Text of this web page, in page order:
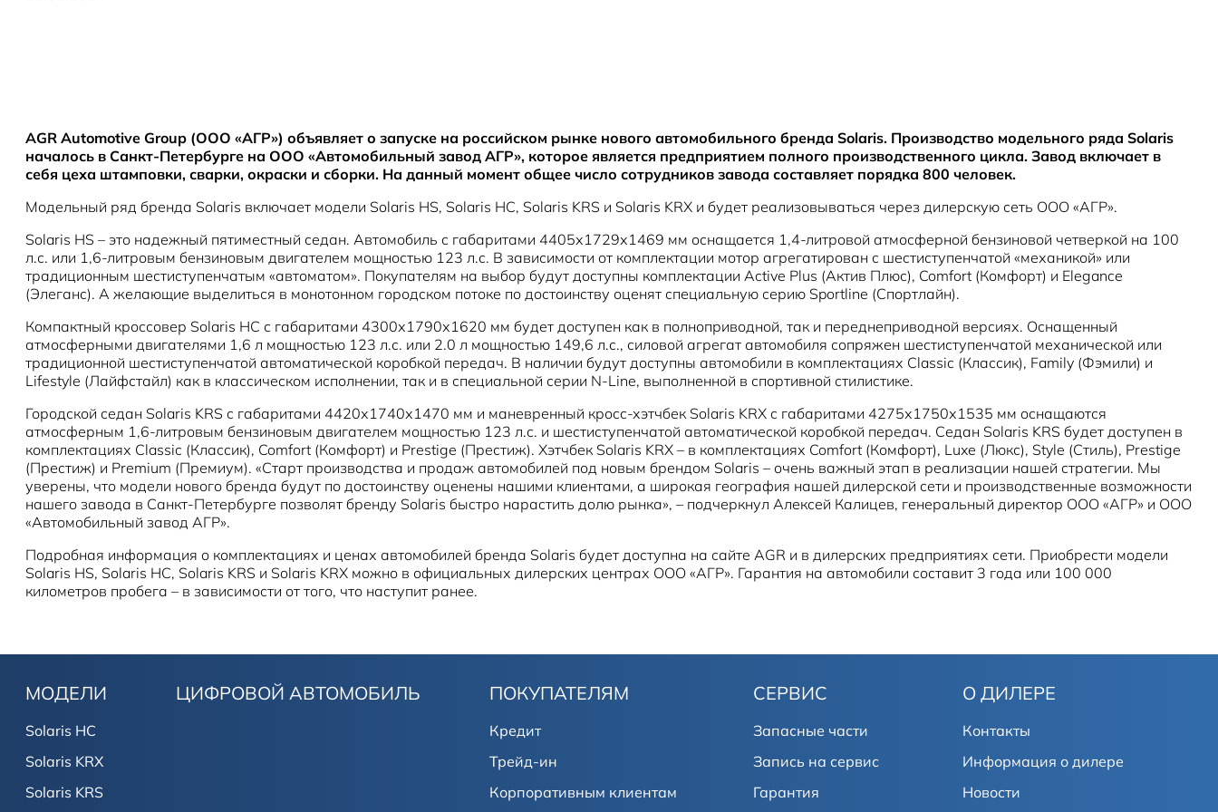
AGR Automotive Group (ООО «АГР») объявляет о запуске на российском рынке нового автомобильного бренда Solaris. Производство модельного ряда Solaris
началось в Санкт-Петербурге на ООО «Автомобильный завод АГР», которое является предприятием полного производственного цикла. Завод включает в
себя цеха штамповки, сварки, окраски и сборки. На данный момент общее число сотрудников завода составляет порядка 800 человек.
Модельный ряд бренда Solaris включает модели Solaris HS, Solaris HC, Solaris KRS и Solaris KRX и будет реализовываться через дилерскую сеть ООО «АГР».
Solaris HS – это надежный пятиместный седан. Автомобиль с габаритами 4405х1729х1469 мм оснащается 1,4-литровой атмосферной бензиновой четверкой на 100
л.с. или 1,6-литровым бензиновым двигателем мощностью 123 л.с. В зависимости от комплектации мотор агрегатирован с шестиступенчатой «механикой» или
традиционным шестиступенчатым «автоматом». Покупателям на выбор будут доступны комплектации Active Plus (Актив Плюс), Comfort (Комфорт) и Elegance
(Элеганс). А желающие выделиться в монотонном городском потоке по достоинству оценят специальную серию Sportline (Спортлайн).
Компактный кроссовер Solaris HC с габаритами 4300х1790х1620 мм будет доступен как в полноприводной, так и переднеприводной версиях. Оснащенный
атмосферными двигателями 1,6 л мощностью 123 л.с. или 2.0 л мощностью 149,6 л.с., силовой агрегат автомобиля сопряжен шестиступенчатой механической или
традиционной шестиступенчатой автоматической коробкой передач. В наличии будут доступны автомобили в комплектациях Classic (Классик), Family (Фэмили) и
Lifestyle (Лайфстайл) как в классическом исполнении, так и в специальной серии N-Line, выполненной в спортивной стилистике.
Городской седан Solaris KRS с габаритами 4420х1740х1470 мм и маневренный кросс-хэтчбек Solaris KRX с габаритами 4275х1750х1535 мм оснащаются
атмосферным 1,6-литровым бензиновым двигателем мощностью 123 л.с. и шестиступенчатой автоматической коробкой передач. Седан Solaris KRS будет доступен в
комплектациях Classic (Классик), Comfort (Комфорт) и Prestige (Престиж). Хэтчбек Solaris KRX – в комплектациях Comfort (Комфорт), Luxe (Люкс), Style (Стиль), Prestige
(Престиж) и Premium (Премиум). «Старт производства и продаж автомобилей под новым брендом Solaris – очень важный этап в реализации нашей стратегии. Мы
уверены, что модели нового бренда будут по достоинству оценены нашими клиентами, а широкая география нашей дилерской сети и производственные возможности
нашего завода в Санкт-Петербурге позволят бренду Solaris быстро нарастить долю рынка», – подчеркнул Алексей Калицев, генеральный директор ООО «АГР» и ООО
«Автомобильный завод АГР».
Подробная информация о комплектациях и ценах автомобилей бренда Solaris будет доступна на сайте AGR и в дилерских предприятиях сети. Приобрести модели
Solaris HS, Solaris HC, Solaris KRS и Solaris KRX можно в официальных дилерских центрах ООО «АГР». Гарантия на автомобили составит 3 года или 100 000
километров пробега – в зависимости от того, что наступит ранее.
МОДЕЛИ
Solaris HC
Solaris KRX
Solaris KRS
ЦИФРОВОЙ АВТОМОБИЛЬ ПОКУПАТЕЛЯМ
Кредит
Трейд-ин
Корпоративным клиентам
СЕРВИС
Запасные части
Запись на сервис
Гарантия
О ДИЛЕРЕ
Контакты
Информация о дилере
Новости